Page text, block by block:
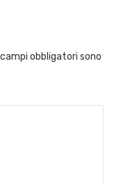
I campi obbligatori sono